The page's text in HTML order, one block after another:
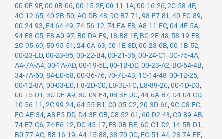
00-0F-9F, 00-0B-06, 00-15-2F, 00-11-1A, 00-16-26, 2C-58-4F,
4C-12-65, 40-2B-50, AC-DB-48, 0C-B7-71 , 98-F7-81 , 40-FC-89,
00-24-93, E4-64-49, 74-56-12, 74-EA-E8, A8-11-FC, 04-4E-5A,
94-E8-C5, F8-A0-97, B0-DA-F9, 18-B8-1F, BC-2E-48, 58-19-F8,
2C-95-69, 50-95-51 , 24-0A-63, 00-1E-8D, 00-23-0B, 00-1B-52,
00-23-ED, 00-23-95, 00-22-B4, 00-21-36, 00-24-C1 , 3C-75-4A,
A4-7A-A4, 00-1A-AD, 00-19-5E, 00-1B-DD, 00-23-A2, BC-64-4B,
34-7A-60, 84-E0-58, 00-36-76, 70-7E-43, 1C-14-48, 00-12-25,
00-12-8A, 00-03-E0, F8-2D-C0, E8-3E-FC, E8-89-2C, 00-1D-D3,
00-15-D1 , 3C-DF-A9, 8C-09-F4, 08-3E-0C, 44-6A-B7, D4-04-CD,
10-56-11 , 2C-99-24, 64-55-B1 , C0-05-C2, 20-3D-66, 9C-C8-FC,
FC-AE-34, A8-F5-DD, D4-3F-CB, C8-52-61 , 60-D2-48, C0-89-AB,
74-E7-C6, 74-F6-12, DC-45-17, F8-0B-BE, 6C-C1-D2, 14-5B-D1 ,
B0-77-AC, B8-16-19, A4-15-88, 38-70-0C, FC-51-A4, 28-7A-EE,